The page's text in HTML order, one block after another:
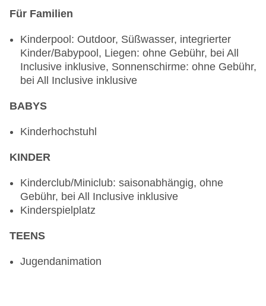
Showcooking, Reservierung nicht notwendig, bei
Kinderhochstuhl
Bars & mehr: 2
Poolbar Indoor „Pool Bar“: saisonabhängig
Loungebar
Für Familien
Kinderpool: Outdoor, Süßwasser, integrierter
Kinder/Babypool, Liegen: ohne Gebühr, bei All
Inclusive inklusive, Sonnenschirme: ohne Gebühr,
bei All Inclusive inklusive
BABYS
Kinderhochstuhl
KINDER
Kinderclub/Miniclub: saisonabhängig, ohne
Gebühr, bei All Inclusive inklusive
Kinderspielplatz
TEENS
Jugendanimation